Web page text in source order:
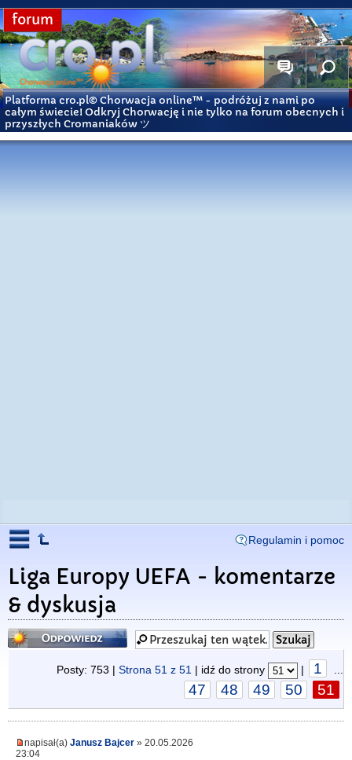
forum
Platforma cro.pl© Chorwacja online™ - podróżuj z nami po
całym świecie! Odkryj Chorwację i nie tylko na forum obecnych i
przyszłych Cromaniaków ツ
Regulamin i pomoc
Liga Europy UEFA - komentarze
& dyskusja
Odpowiedz
Posty: 753 | Strona 51 z 51 | idź do strony | 1
47 48 49 50 51
napisał(a) Janusz Bajcer » 20.05.2026
23:04